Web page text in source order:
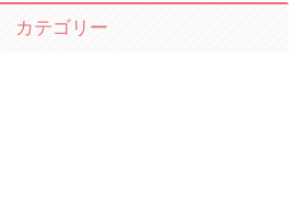
カテゴリー